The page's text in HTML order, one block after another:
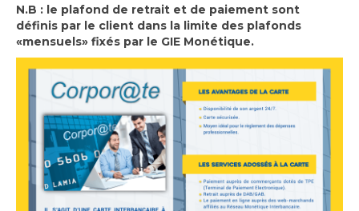
N.B : le plafond de retrait et de paiement sont
définis par le client dans la limite des plafonds
«mensuels» fixés par le GIE Monétique.